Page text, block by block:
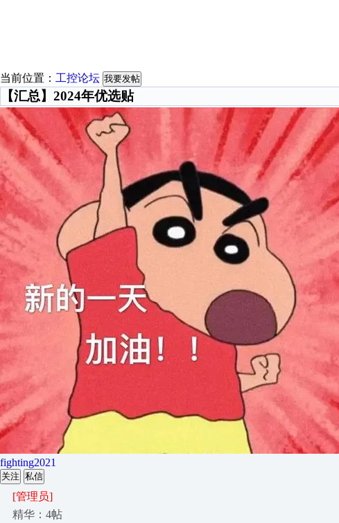
当前位置： 工控论坛 我要发帖
【汇总】2024年优选贴
fighting2021
关注 私信
[管理员]
精华：4帖